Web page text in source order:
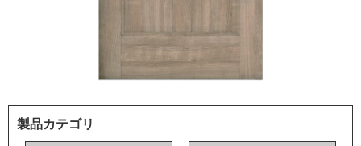
製品カテゴリ